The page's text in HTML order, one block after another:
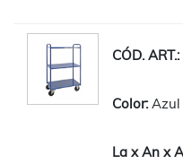
Azul